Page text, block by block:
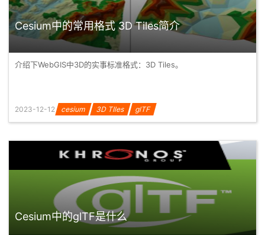
Cesium中的常用格式 3D Tiles简介
介绍下WebGIS中3D的实事标准格式：3D Tiles。
2023-12-12 cesium 3D TIles glTF
Cesium中的glTF是什么